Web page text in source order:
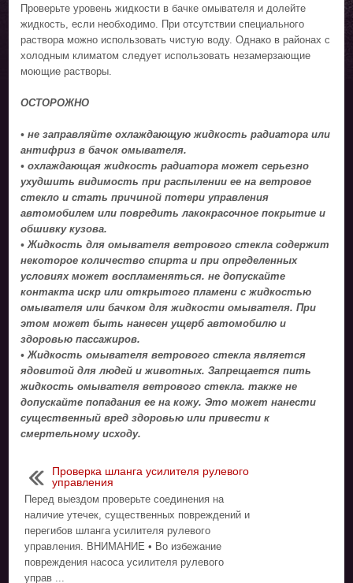
Проверьте уровень жидкости в бачке омывателя и долейте
жидкость, если необходимо. При отсутствии специального
раствора можно использовать чистую воду. Однако в районах с
холодным климатом следует использовать незамерзающие
моющие растворы.
ОСТОРОЖНО
• не заправляйте охлаждающую жидкость радиатора или
антифриз в бачок омывателя.
• охлаждающая жидкость радиатора может серьезно
ухудшить видимость при распылении ее на ветровое
стекло и стать причиной потери управления
автомобилем или повредить лакокрасочное покрытие и
обшивку кузова.
• Жидкость для омывателя ветрового стекла содержит
некоторое количество спирта и при определенных
условиях может воспламеняться. не допускайте
контакта искр или открытого пламени с жидкостью
омывателя или бачком для жидкости омывателя. При
этом может быть нанесен ущерб автомобилю и
здоровью пассажиров.
• Жидкость омывателя ветрового стекла является
ядовитой для людей и животных. Запрещается пить
жидкость омывателя ветрового стекла. также не
допускайте попадания ее на кожу. Это может нанести
существенный вред здоровью или привести к
смертельному исходу.
Проверка шланга усилителя рулевого
управления
Перед выездом проверьте соединения на
наличие утечек, существенных повреждений и
перегибов шланга усилителя рулевого
управления. ВНИМАНИЕ • Во избежание
повреждения насоса усилителя рулевого
управ ...